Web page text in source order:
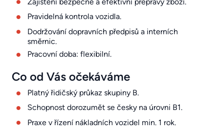
Pravidelná kontrola vozidla.
Dodržování dopravních předpisů a interních
směrnic.
Pracovní doba: flexibilní.
Co od Vás očekáváme
Platný řidičský průkaz skupiny B.
Schopnost dorozumět se česky na úrovni B1.
Praxe v řízení nákladních vozidel min. 1 rok.